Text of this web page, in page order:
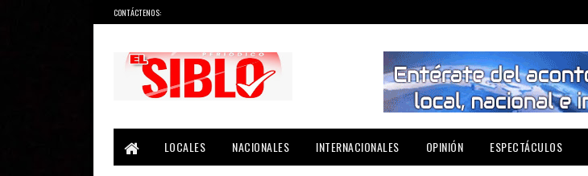
CONTÁCTENOS:
LOCALES
NACIONALES INTERNACIONALES OPINIÓN ESPECTÁCULOS